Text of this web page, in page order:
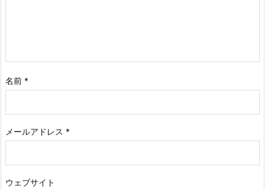
名前 *
メールアドレス *
ウェブサイト